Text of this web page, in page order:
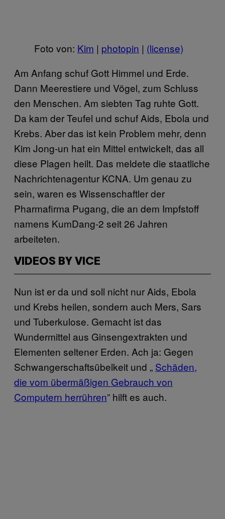
Foto von: Kim | photopin | (license)
Am Anfang schuf Gott Himmel und Erde.
Dann Meerestiere und Vögel, zum Schluss
den Menschen. Am siebten Tag ruhte Gott.
Da kam der Teufel und schuf Aids, Ebola und
Krebs. Aber das ist kein Problem mehr, denn
Kim Jong-un hat ein Mittel entwickelt, das all
diese Plagen heilt. Das meldete die staatliche
Nachrichtenagentur KCNA. Um genau zu
sein, waren es Wissenschaftler der
Pharmafirma Pugang, die an dem Impfstoff
namens KumDang-2 seit 26 Jahren
arbeiteten.
VIDEOS BY VICE
Nun ist er da und soll nicht nur Aids, Ebola
und Krebs heilen, sondern auch Mers, Sars
und Tuberkulose. Gemacht ist das
Wundermittel aus Ginsengextrakten und
Elementen seltener Erden. Ach ja: Gegen
Schwangerschaftsübelkeit und „ Schäden,
die vom übermäßigen Gebrauch von
Computern herrühren” hilft es auch.